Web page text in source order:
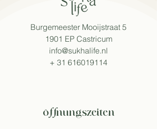
Burgemeester Mooijstraat 5
1901 EP Castricum
info@sukhalife.nl
+ 31 616019114
öffnungszeiten